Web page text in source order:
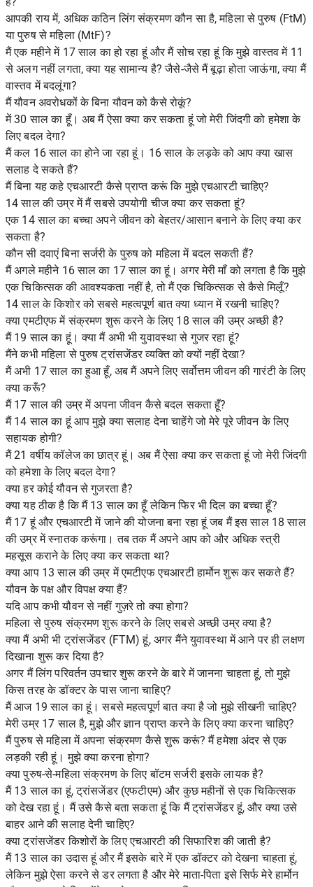
आपकी राय में, अधिक कठिन लिंग संक्रमण कौन सा है, महिला से पुरुष (FtM)
या पुरुष से महिला (MtF)?
मैं एक महीने में 17 साल का हो रहा हूं और मैं सोच रहा हूं कि मुझे वास्तव में 11
से अलग नहीं लगता, क्या यह सामान्य है? जैसे-जैसे मैं बूढ़ा होता जाऊंगा, क्या मैं
वास्तव में बदलूंगा?
मैं यौवन अवरोधकों के बिना यौवन को कैसे रोकूं?
में 30 साल का हूँ। अब मैं ऐसा क्या कर सकता हूं जो मेरी जिंदगी को हमेशा के
लिए बदल देगा?
मैं कल 16 साल का होने जा रहा हूं। 16 साल के लड़के को आप क्या खास
सलाह दे सकते हैं?
मैं बिना यह कहे एचआरटी कैसे प्राप्त करूं कि मुझे एचआरटी चाहिए?
14 साल की उम्र में मैं सबसे उपयोगी चीज क्या कर सकता हूं?
एक 14 साल का बच्चा अपने जीवन को बेहतर/आसान बनाने के लिए क्या कर
सकता है?
कौन सी दवाएं बिना सर्जरी के पुरुष को महिला में बदल सकती हैं?
मैं अगले महीने 16 साल का 17 साल का हूं। अगर मेरी माँ को लगता है कि मुझे
एक चिकित्सक की आवश्यकता नहीं है, तो मैं एक चिकित्सक से कैसे मिलूँ?
14 साल के किशोर को सबसे महत्वपूर्ण बात क्या ध्यान में रखनी चाहिए?
क्या एमटीएफ में संक्रमण शुरू करने के लिए 18 साल की उम्र अच्छी है?
मैं 19 साल का हूं। क्या मैं अभी भी युवावस्था से गुजर रहा हूं?
मैंने कभी महिला से पुरुष ट्रांसजेंडर व्यक्ति को क्यों नहीं देखा?
मैं अभी 17 साल का हुआ हूँ, अब मैं अपने लिए सर्वोत्तम जीवन की गारंटी के लिए
क्या करूँ?
मैं 17 साल की उम्र में अपना जीवन कैसे बदल सकता हूँ?
मैं 14 साल का हूं आप मुझे क्या सलाह देना चाहेंगे जो मेरे पूरे जीवन के लिए
सहायक होगी?
मैं 21 वर्षीय कॉलेज का छात्र हूं। अब मैं ऐसा क्या कर सकता हूं जो मेरी जिंदगी
को हमेशा के लिए बदल देगा?
क्या हर कोई यौवन से गुजरता है?
क्या यह ठीक है कि मैं 13 साल का हूँ लेकिन फिर भी दिल का बच्चा हूँ?
मैं 17 हूं और एचआरटी में जाने की योजना बना रहा हूं जब मैं इस साल 18 साल
की उम्र में स्नातक करूंगा। तब तक मैं अपने आप को और अधिक स्त्री
महसूस कराने के लिए क्या कर सकता था?
क्या आप 13 साल की उम्र में एमटीएफ एचआरटी हार्मोन शुरू कर सकते हैं?
यौवन के पक्ष और विपक्ष क्या हैं?
यदि आप कभी यौवन से नहीं गुज़रे तो क्या होगा?
महिला से पुरुष संक्रमण शुरू करने के लिए सबसे अच्छी उम्र क्या है?
क्या मैं अभी भी ट्रांसजेंडर (FTM) हूं, अगर मैंने युवावस्था में आने पर ही लक्षण
दिखाना शुरू कर दिया है?
अगर मैं लिंग परिवर्तन उपचार शुरू करने के बारे में जानना चाहता हूं, तो मुझे
किस तरह के डॉक्टर के पास जाना चाहिए?
मैं आज 19 साल का हूं। सबसे महत्वपूर्ण बात क्या है जो मुझे सीखनी चाहिए?
मेरी उम्र 17 साल है, मुझे और ज्ञान प्राप्त करने के लिए क्या करना चाहिए?
मैं पुरुष से महिला में अपना संक्रमण कैसे शुरू करूं? मैं हमेशा अंदर से एक
लड़की रही हूं। मुझे क्या करना होगा?
क्या पुरुष-से-महिला संक्रमण के लिए बॉटम सर्जरी इसके लायक है?
मैं 13 साल का हूं, ट्रांसजेंडर (एफटीएम) और कुछ महीनों से एक चिकित्सक
को देख रहा हूं। मैं उसे कैसे बता सकता हूं कि मैं ट्रांसजेंडर हूं, और क्या उसे
बाहर आने की सलाह देनी चाहिए?
क्या ट्रांसजेंडर किशोरों के लिए एचआरटी की सिफारिश की जाती है?
मैं 13 साल का उदास हूं और मैं इसके बारे में एक डॉक्टर को देखना चाहता हूं,
लेकिन मुझे ऐसा करने से डर लगता है और मेरे माता-पिता इसे सिर्फ मेरे हार्मोन